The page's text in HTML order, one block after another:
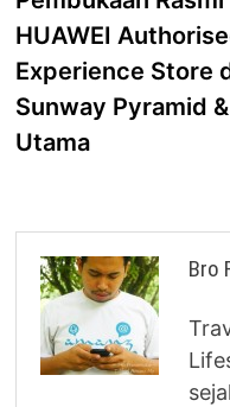
navigation
HUAWEI
Experience Store
Sunway Pyramid &
Utama
Bro